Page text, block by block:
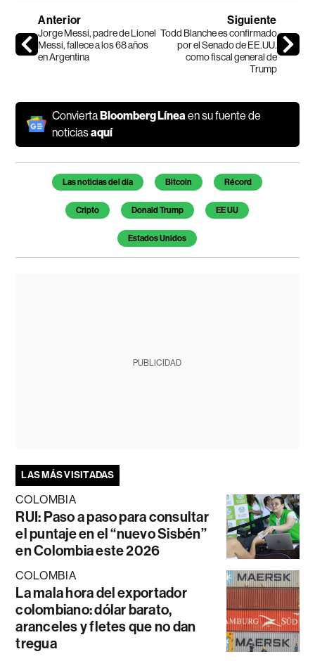
Anterior
Jorge Messi, padre de Lionel
Messi, fallece a los 68 años
en Argentina
Siguiente
Todd Blanche es confirmado
por el Senado de EE.UU.
como fiscal general de
Trump
ConviertaBloomberg Línea en su fuente de
noticiasaquí
Temas de este artículo
Las noticias del día Bitcoin Récord
Cripto Donald Trump EE UU
Estados Unidos
PUBLICIDAD
LAS MÁS VISITADAS
COLOMBIA
RUI: Paso a paso para consultar
el puntaje en el “nuevo Sisbén”
en Colombia este 2026
COLOMBIA
La mala hora del exportador
colombiano: dólar barato,
aranceles y fletes que no dan
tregua